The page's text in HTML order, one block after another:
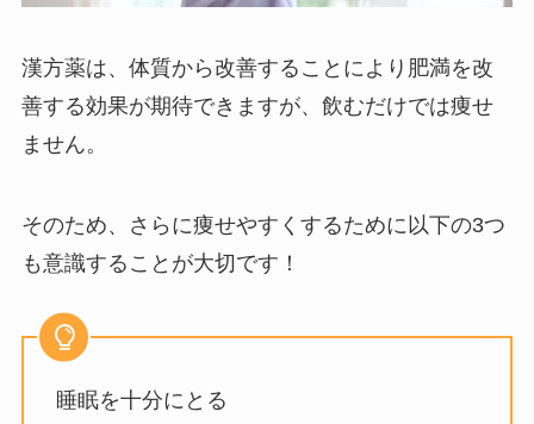
漢方薬は、体質から改善することにより肥満を改
善する効果が期待できますが、飲むだけでは痩せ
ません。
そのため、さらに痩せやすくするために以下の3つ
も意識することが大切です！
睡眠を十分にとる